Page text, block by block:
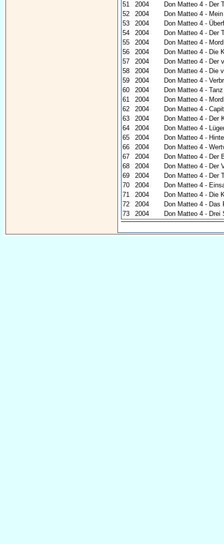
51
2004
Don Matteo 4 - Der
52
2004
Don Matteo 4 -
53
2004
Don Matteo 4 -
54
2004
Don Matteo 4 - Der
55
2004
Don Matteo 4 -
56
2004
Don Matteo 4 - Die
57
2004
Don Matteo 4 - Der
58
2004
Don Matteo 4 - Die
59
2004
Don Matteo 4 -
60
2004
Don Matteo 4 -
61
2004
Don Matteo 4 -
62
2004
Don Matteo 4 -
63
2004
Don Matteo 4 - Der
64
2004
Don Matteo 4 -
65
2004
Don Matteo 4 -
66
2004
Don Matteo 4 -
67
2004
Don Matteo 4 - Der
68
2004
Don Matteo 4 - Der
69
2004
Don Matteo 4 - Der
70
2004
Don Matteo 4 -
71
2004
Don Matteo 4 - Die
72
2004
Don Matteo 4 - Das
73
2004 Don Matteo 4 -